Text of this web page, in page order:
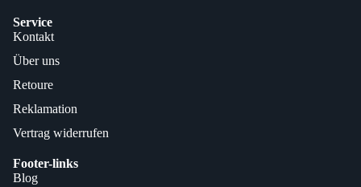
Service
Kontakt
Über uns
Retoure
Reklamation
Vertrag widerrufen
Footer-links
Blog